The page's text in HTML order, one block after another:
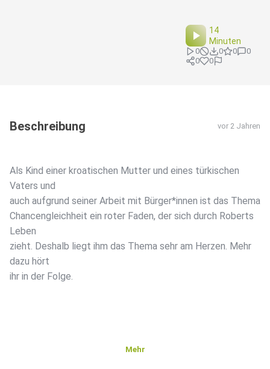
14
Minuten
0 0 0
0
0
0
Beschreibung vor 2 Jahren
Als Kind einer kroatischen Mutter und eines türkischen
Vaters und
auch aufgrund seiner Arbeit mit Bürger*innen ist das Thema
Chancengleichheit ein roter Faden, der sich durch Roberts
Leben
zieht. Deshalb liegt ihm das Thema sehr am Herzen. Mehr
dazu hört
ihr in der Folge.
Mehr